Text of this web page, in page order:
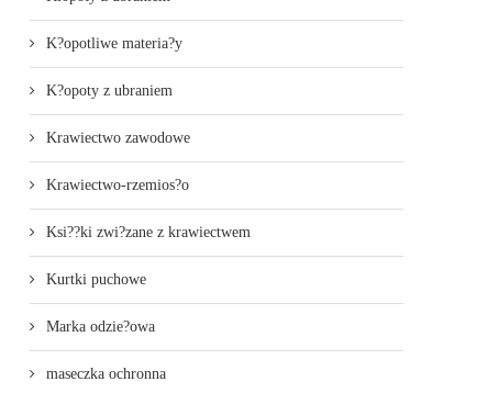
K?opotliwe materia?y
K?opoty z ubraniem
Krawiectwo zawodowe
Krawiectwo-rzemios?o
Ksi??ki zwi?zane z krawiectwem
Kurtki puchowe
Marka odzie?owa
maseczka ochronna